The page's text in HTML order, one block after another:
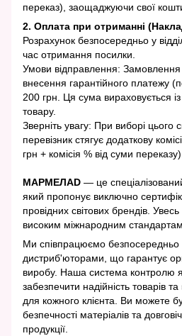
переказ), заощаджуючи свої
2. Оплата при отриманні
Розрахунок безпосередньо у
час отримання посилки.
Умови відправлення: Замовлення
внесення гарантійного платежу
200 грн. Ця сума вираховується із
товару.
Зверніть увагу: При виборі цього
перевізник стягує додаткову
грн + комісія % від суми
МАРМЕЛАD — це
який пропонує виключно
провідних світових брендів.
високим міжнародним стандартам
Ми співпрацюємо безпосередньо
дистриб'юторами, що гарантує
виробу. Наша система контролю
забезпечити надійність товарів
для кожного клієнта. Ви можете
безпечності матеріалів та
продукції.